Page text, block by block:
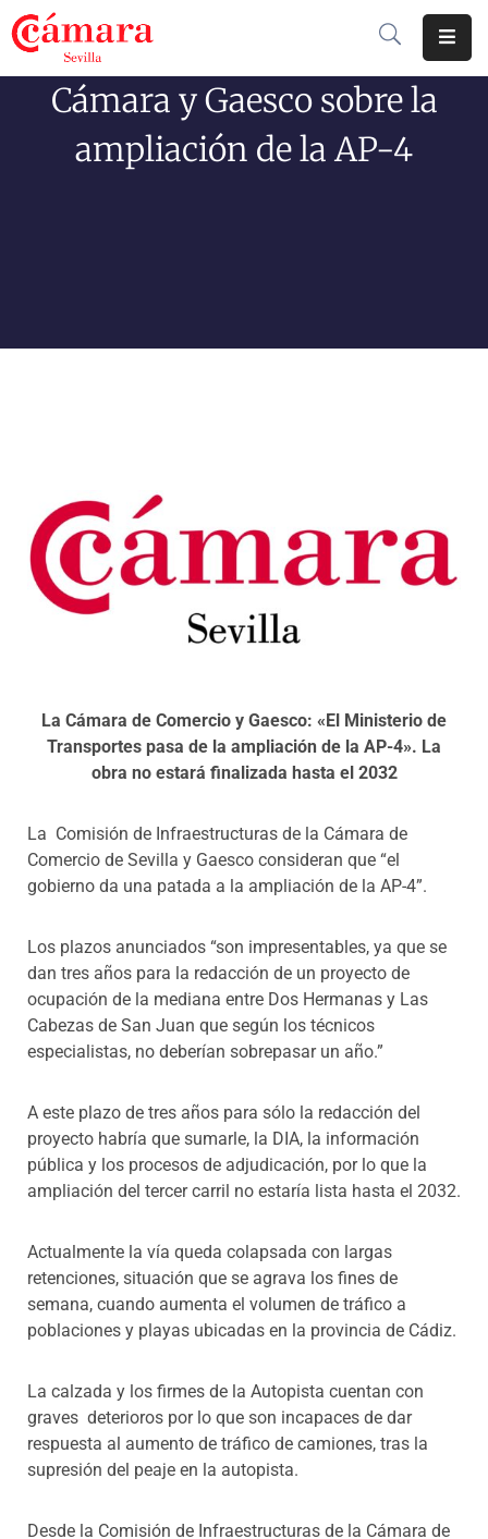
Cámara
Comercio
Programas
Cámara y Gaesco sobre la
ampliación de la AP-4
La Cámara de Comercio y Gaesco: «El Ministerio de
Transportes pasa de la ampliación de la AP-4». La
obra no estará finalizada hasta el 2032
La Comisión de Infraestructuras de la Cámara de
Comercio de Sevilla y Gaesco consideran que “el
gobierno da una patada a la ampliación de la AP-4”.
Los plazos anunciados “son impresentables, ya que se
dan tres años para la redacción de un proyecto de
ocupación de la mediana entre Dos Hermanas y Las
Cabezas de San Juan que según los técnicos
especialistas, no deberían sobrepasar un año.”
A este plazo de tres años para sólo la redacción del
proyecto habría que sumarle, la DIA, la información
pública y los procesos de adjudicación, por lo que la
ampliación del tercer carril no estaría lista hasta el 2032.
Actualmente la vía queda colapsada con largas
retenciones, situación que se agrava los fines de
semana, cuando aumenta el volumen de tráfico a
poblaciones y playas ubicadas en la provincia de Cádiz.
La calzada y los firmes de la Autopista cuentan con
graves deterioros por lo que son incapaces de dar
respuesta al aumento de tráfico de camiones, tras la
supresión del peaje en la autopista.
Desde la Comisión de Infraestructuras de la Cámara de